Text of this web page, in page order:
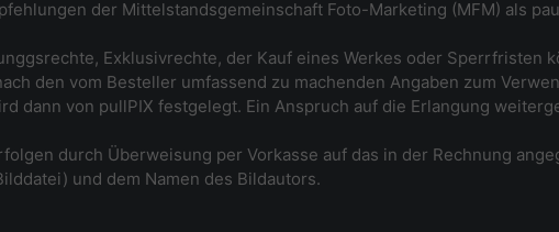
der Mittelstandsgemeinschaft Foto-Marketing (MFM) als
Exklusivrechte, der Kauf eines Werkes oder Sperrfristen
den vom Besteller umfassend zu machenden Angaben zum
dann von pullPIX festgelegt. Ein Anspruch auf die Erlangung
durch Überweisung per Vorkasse auf das in der Rechnung
und dem Namen des Bildautors.